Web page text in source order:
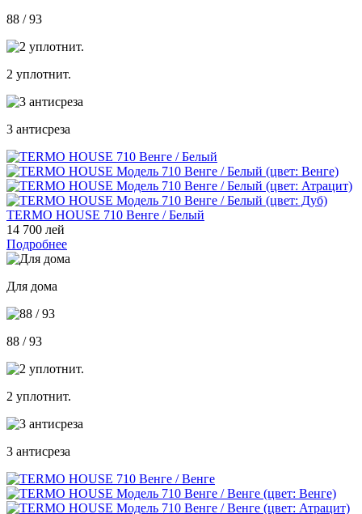
88 / 93
2 уплотнит.
3 антисреза
TERMO HOUSE 710 Венге / Белый
14 700 лей
Подробнее
Для дома
88 / 93
2 уплотнит.
3 антисреза